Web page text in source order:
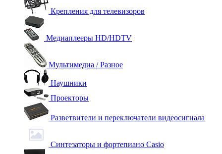
Крепления для телевизоров
Медиаплееры HD/HDTV
Мультимедиа / Разное
Наушники
Проекторы
Разветвители и переключатели видеосигнала
Синтезаторы и фортепиано Casio